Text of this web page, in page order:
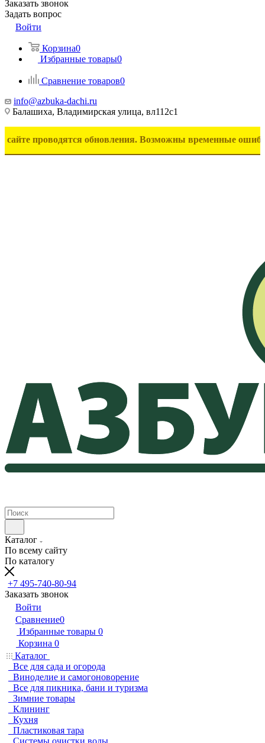
Заказать звонок
Задать вопрос
Войти
Корзина0
Избранные товары0
Сравнение товаров0
info@azbuka-dachi.ru
Балашиха, Владимирская улица, вл112с1
обновления. Возможны временные ошибки в
Каталог
По всему сайту
По каталогу
+7 495-740-80-94
Заказать звонок
Войти
Сравнение0
Избранные товары 0
Корзина 0
Каталог
Все для сада и огорода
Виноделие и самогоноворение
Все для пикника, бани и туризма
Зимние товары
Клининг
Кухня
Пластиковая тара
Системы очистки воды